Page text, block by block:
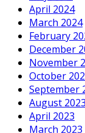
April 2024
March 2024
February
December
November
October
September
August 2023
April 2023
March 2023